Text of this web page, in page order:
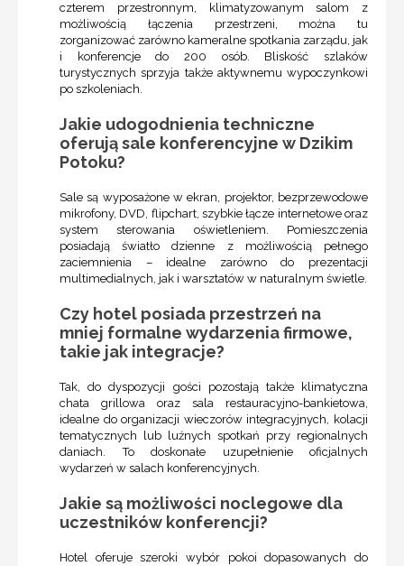
czterem przestronnym, klimatyzowanym salom z
możliwością łączenia przestrzeni, można tu
zorganizować zarówno kameralne spotkania zarządu, jak
i konferencje do 200 osób. Bliskość szlaków
turystycznych sprzyja także aktywnemu wypoczynkowi
po szkoleniach.
Jakie udogodnienia techniczne
oferują sale konferencyjne w Dzikim
Potoku?
Sale są wyposażone w ekran, projektor, bezprzewodowe
mikrofony, DVD, flipchart, szybkie łącze internetowe oraz
system sterowania oświetleniem. Pomieszczenia
posiadają światło dzienne z możliwością pełnego
zaciemnienia – idealne zarówno do prezentacji
multimedialnych, jak i warsztatów w naturalnym świetle.
Czy hotel posiada przestrzeń na
mniej formalne wydarzenia firmowe,
takie jak integracje?
Tak, do dyspozycji gości pozostają także klimatyczna
chata grillowa oraz sala restauracyjno-bankietowa,
idealne do organizacji wieczorów integracyjnych, kolacji
tematycznych lub luźnych spotkań przy regionalnych
daniach. To doskonałe uzupełnienie oficjalnych
wydarzeń w salach konferencyjnych.
Jakie są możliwości noclegowe dla
uczestników konferencji?
Hotel oferuje szeroki wybór pokoi dopasowanych do